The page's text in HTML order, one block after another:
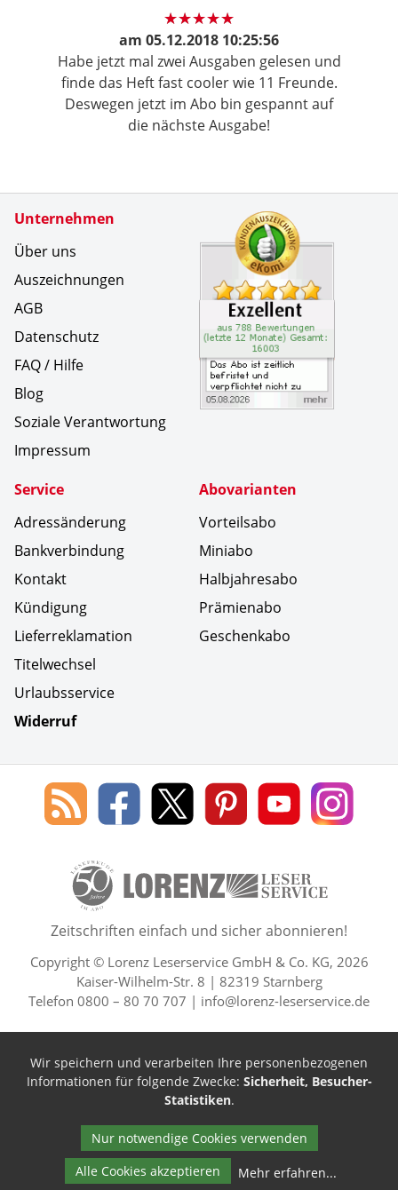
am 05.12.2018 10:25:56
Habe jetzt mal zwei Ausgaben gelesen und
finde das Heft fast cooler wie 11 Freunde.
Deswegen jetzt im Abo bin gespannt auf
die nächste Ausgabe!
Unternehmen
Über uns
Auszeichnungen
AGB
Datenschutz
FAQ / Hilfe
Blog
Soziale Verantwortung
Impressum
Service
Adressänderung
Bankverbindung
Kontakt
Kündigung
Lieferreklamation
Titelwechsel
Urlaubsservice
Widerruf
Abovarianten
Vorteilsabo
Miniabo
Halbjahresabo
Prämienabo
Geschenkabo
Zertifikate
Social Media
Blog
des
Leserservice
Lorenz
Leserservice
Lorenz
Leserservice
Lorenz
Leserservice
Lorenz
Leserservice
Lorenz
50 Lesefreude im Abo Jahre
Zeitschriften einfach und sicher abonnieren!
Copyright © Lorenz Leserservice GmbH & Co. KG, 2026
Kaiser-Wilhelm-Str. 8 | 82319 Starnberg
Telefon 0800 – 80 70 707 | info@lorenz-leserservice.de
Wir speichern und verarbeiten Ihre personenbezogenen
Informationen für folgende Zwecke: Sicherheit, Besucher-
Statistiken.
Nur notwendige Cookies verwenden
Alle Cookies akzeptieren
Mehr erfahren...